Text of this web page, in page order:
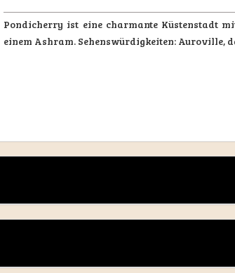
Pondicherry ist eine charmante Küstenstadt
einem Ashram. Sehenswürdigkeiten: Auroville,